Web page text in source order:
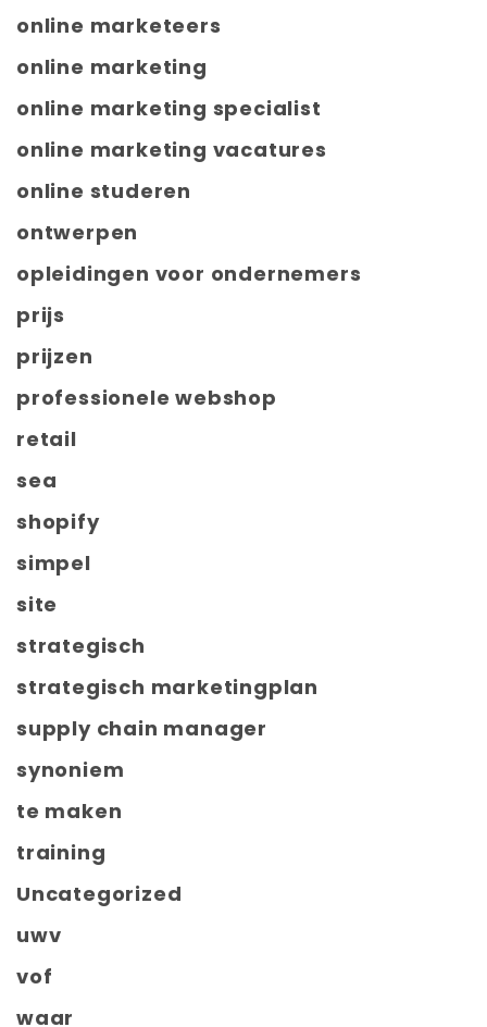
online marketeers
online marketing
online marketing specialist
online marketing vacatures
online studeren
ontwerpen
opleidingen voor ondernemers
prijs
prijzen
professionele webshop
retail
sea
shopify
simpel
site
strategisch
strategisch marketingplan
supply chain manager
synoniem
te maken
training
Uncategorized
uwv
vof
waar